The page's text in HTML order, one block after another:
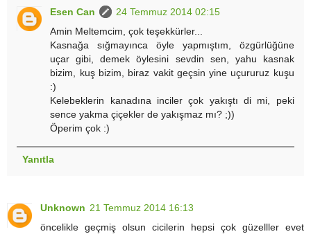
Esen Can
24 Temmuz 2014 02:15
Amin Meltemcim, çok teşekkürler...
Kasnağa sığmayınca öyle yapmıştım, özgürlüğüne
uçar gibi, demek öylesini sevdin sen, yahu kasnak
bizim, kuş bizim, biraz vakit geçsin yine uçururuz kuşu
:)
Kelebeklerin kanadına inciler çok yakıştı di mi, peki
sence yakma çiçekler de yakışmaz mı? ;))
Öperim çok :)
Yanıtla
Unknown 21 Temmuz 2014 16:13
öncelikle geçmiş olsun cicilerin hepsi çok güzelller evet